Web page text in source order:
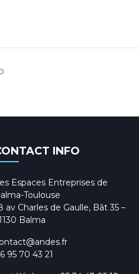
INFO
Espaces Entreprises de
Toulouse
av Charles de Gaulle, Bât 35 –
Balma
95 70 43 21